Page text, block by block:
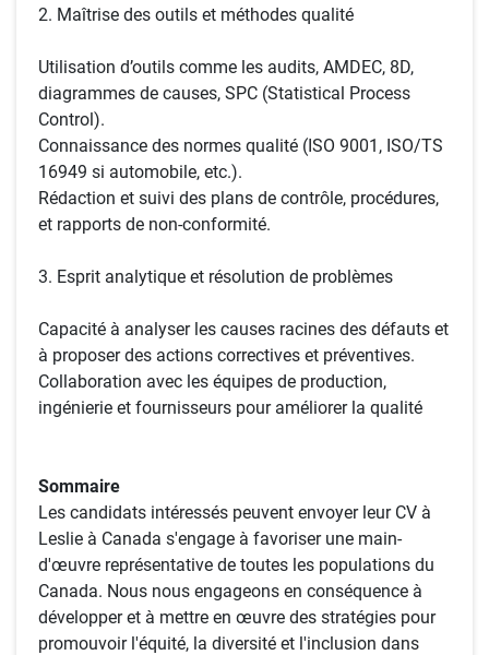
2. Maîtrise des outils et méthodes qualité
Utilisation d’outils comme les audits, AMDEC, 8D,
diagrammes de causes, SPC (Statistical Process
Control).
Connaissance des normes qualité (ISO 9001, ISO/TS
16949 si automobile, etc.).
Rédaction et suivi des plans de contrôle, procédures,
et rapports de non-conformité.
3. Esprit analytique et résolution de problèmes
Capacité à analyser les causes racines des défauts et
à proposer des actions correctives et préventives.
Collaboration avec les équipes de production,
ingénierie et fournisseurs pour améliorer la qualité
Sommaire
Les candidats intéressés peuvent envoyer leur CV à
Leslie à Canada s'engage à favoriser une main-
d'œuvre représentative de toutes les populations du
Canada. Nous nous engageons en conséquence à
développer et à mettre en œuvre des stratégies pour
promouvoir l'équité, la diversité et l'inclusion dans